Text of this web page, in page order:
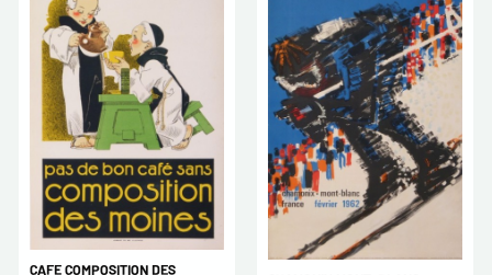
CAFE COMPOSITION DES